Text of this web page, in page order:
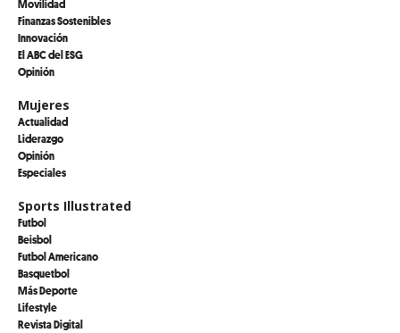
Movilidad
Finanzas Sostenibles
Innovación
El ABC del ESG
Opinión
Mujeres
Actualidad
Liderazgo
Opinión
Especiales
Sports Illustrated
Futbol
Beisbol
Futbol Americano
Basquetbol
Más Deporte
Lifestyle
Revista Digital